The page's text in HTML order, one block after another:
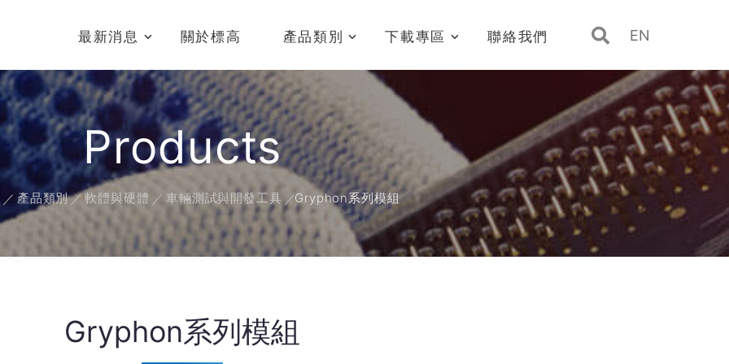
最新消息 關於標高 產品類別 下載專區 聯絡我們 EN
Products
產品類別 軟體與硬體 車輛測試與開發工具 Gryphon系列模組
Gryphon系列模組